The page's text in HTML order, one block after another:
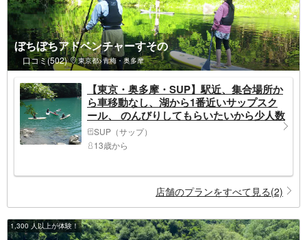
ぼちぼちアドベンチャーすその
口コミ(502) 東京都>青梅・奥多摩
【東京・奥多摩・SUP】駅近、集合場所か
ら車移動なし、湖から1番近いサップスク
ール、 のんびりしてもらいたいから少人数
制 写真付き
SUP（サップ）
13歳から
店舗のプランをすべて見る(2)
1,300 人以上が体験！